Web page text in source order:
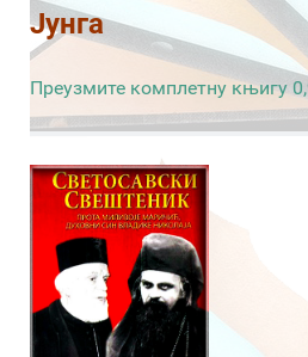
Јунга
Преузмите комплетну књигу